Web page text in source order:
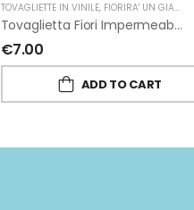
TOVAGLIETTE IN VINILE, FIORIRA' UN GIARDINO
Tovaglietta Fiori Impermeabile Vinile Ciclamino Piena Di Fiorirà Un Giardino
€7.00
ADD TO CART